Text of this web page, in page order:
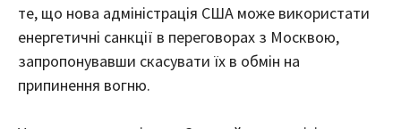
те, що нова адміністрація США може використати
енергетичні санкції в переговорах з Москвою,
запропонувавши скасувати їх в обмін на
припинення вогню.